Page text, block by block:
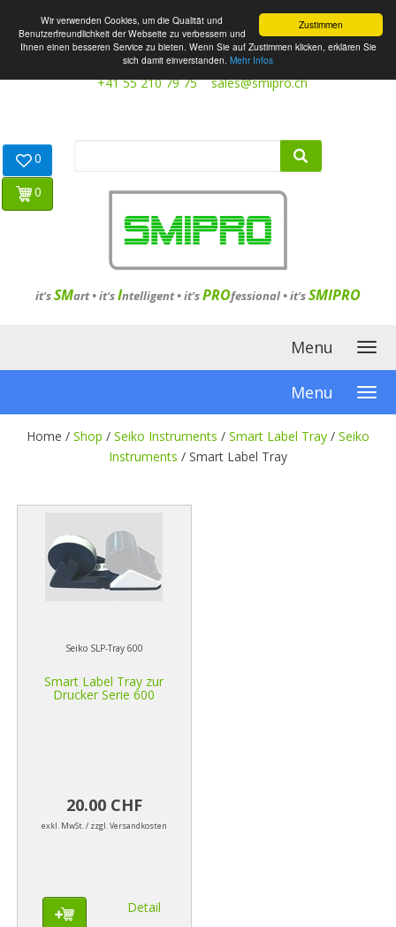
Zustimmen
Wir verwenden Cookies, um die Qualität und
Benutzerfreundlichkeit der Webseite zu verbessern und
Ihnen einen besseren Service zu bieten. Wenn Sie auf Zustimmen klicken, erklären Sie
sich damit einverstanden. Mehr Infos
+41 55 210 79 75 sales@smipro.ch
it'sSMart •it'sIntelligent•it'sPROfessional •it'sSMIPRO
0
0
Menu
Menu
Home / Shop / Seiko Instruments / Smart Label Tray / Seiko
Instruments / Smart Label Tray
Seiko SLP-Tray 600
Smart Label Tray zur
Drucker Serie 600
20.00 CHF
exkl. MwSt. / zzgl. Versandkosten
Detail